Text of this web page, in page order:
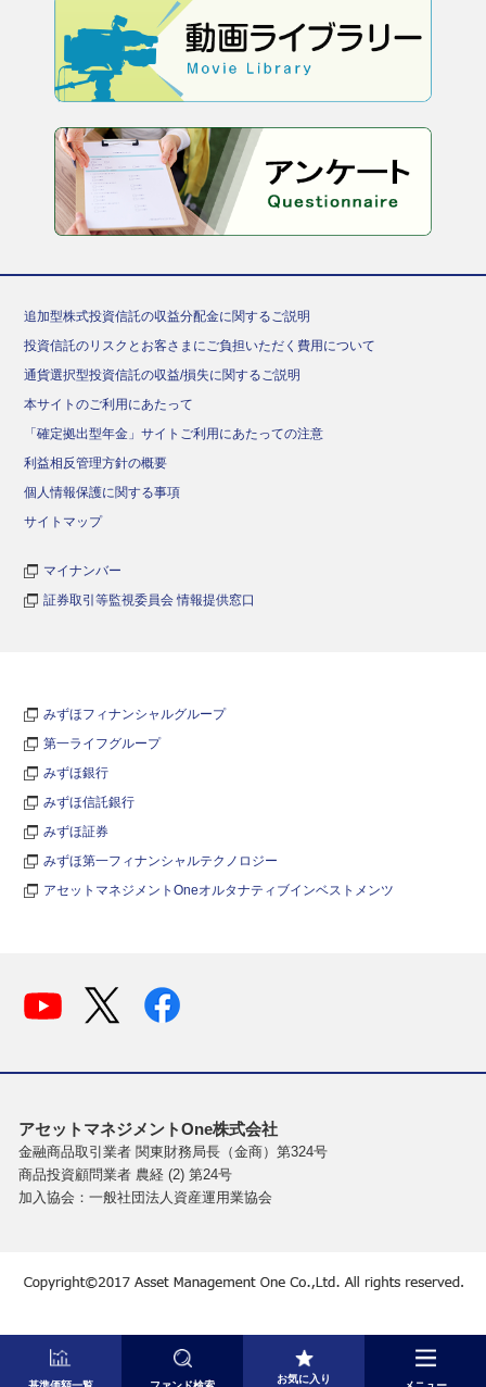
お気に入り
追加型株式投資信託の収益分配金に関するご説明
投資信託のリスクとお客さまにご負担いただく費用について
通貨選択型投資信託の収益/損失に関するご説明
本サイトのご利用にあたって
「確定拠出型年金」サイトご利用にあたっての注意
利益相反管理方針の概要
個人情報保護に関する事項
サイトマップ
マイナンバー
証券取引等監視委員会 情報提供窓口
みずほフィナンシャルグループ
第一ライフグループ
みずほ銀行
みずほ信託銀行
みずほ証券
みずほ第一フィナンシャルテクノロジー
アセットマネジメントOneオルタナティブインベストメンツ
アセットマネジメントOne株式会社
金融商品取引業者 関東財務局長（金商）第324号
商品投資顧問業者 農経 (2) 第24号
加入協会：一般社団法人資産運用業協会